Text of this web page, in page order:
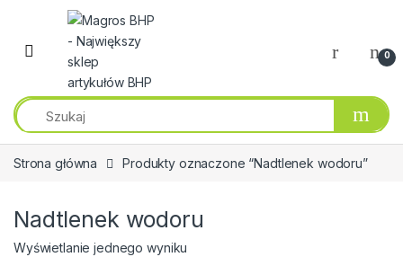
Przejdź do nawigacji
Przeskocz do treści
0
Strona główna Produkty oznaczone “Nadtlenek wodoru”
Nadtlenek wodoru
Wyświetlanie jednego wyniku